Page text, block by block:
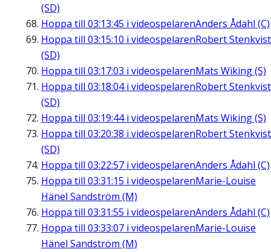
(SD)
Hoppa till 03:13:45 i videospelarenAnders Ådahl (C)
Hoppa till 03:15:10 i videospelarenRobert Stenkvist
(SD)
Hoppa till 03:17:03 i videospelarenMats Wiking (S)
Hoppa till 03:18:04i videospelarenRobert Stenkvist
(SD)
Hoppa till 03:19:44i videospelarenMats Wiking (S)
Hoppa till 03:20:38 i videospelarenRobert Stenkvist
(SD)
Hoppa till 03:22:57 i videospelarenAnders Ådahl (C)
Hoppa till 03:31:15 i videospelarenMarie-Louise
Hänel Sandström (M)
Hoppa till 03:31:55 i videospelarenAnders Ådahl (C)
Hoppa till 03:33:07 i videospelarenMarie-Louise
Hänel Sandström (M)